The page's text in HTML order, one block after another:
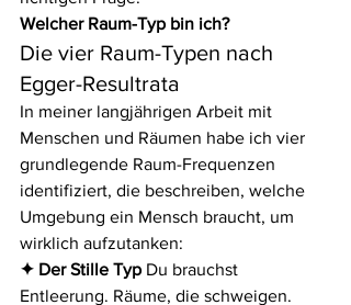
Welcher Raum-Typ bin ich?
Die vier Raum-Typen nach
Egger-Resultrata
In meiner langjährigen Arbeit mit
Menschen und Räumen habe ich vier
grundlegende Raum-Frequenzen
identifiziert, die beschreiben, welche
Umgebung ein Mensch braucht, um
wirklich aufzutanken:
✦ Der Stille Typ Du brauchst
Entleerung. Räume, die schweigen.